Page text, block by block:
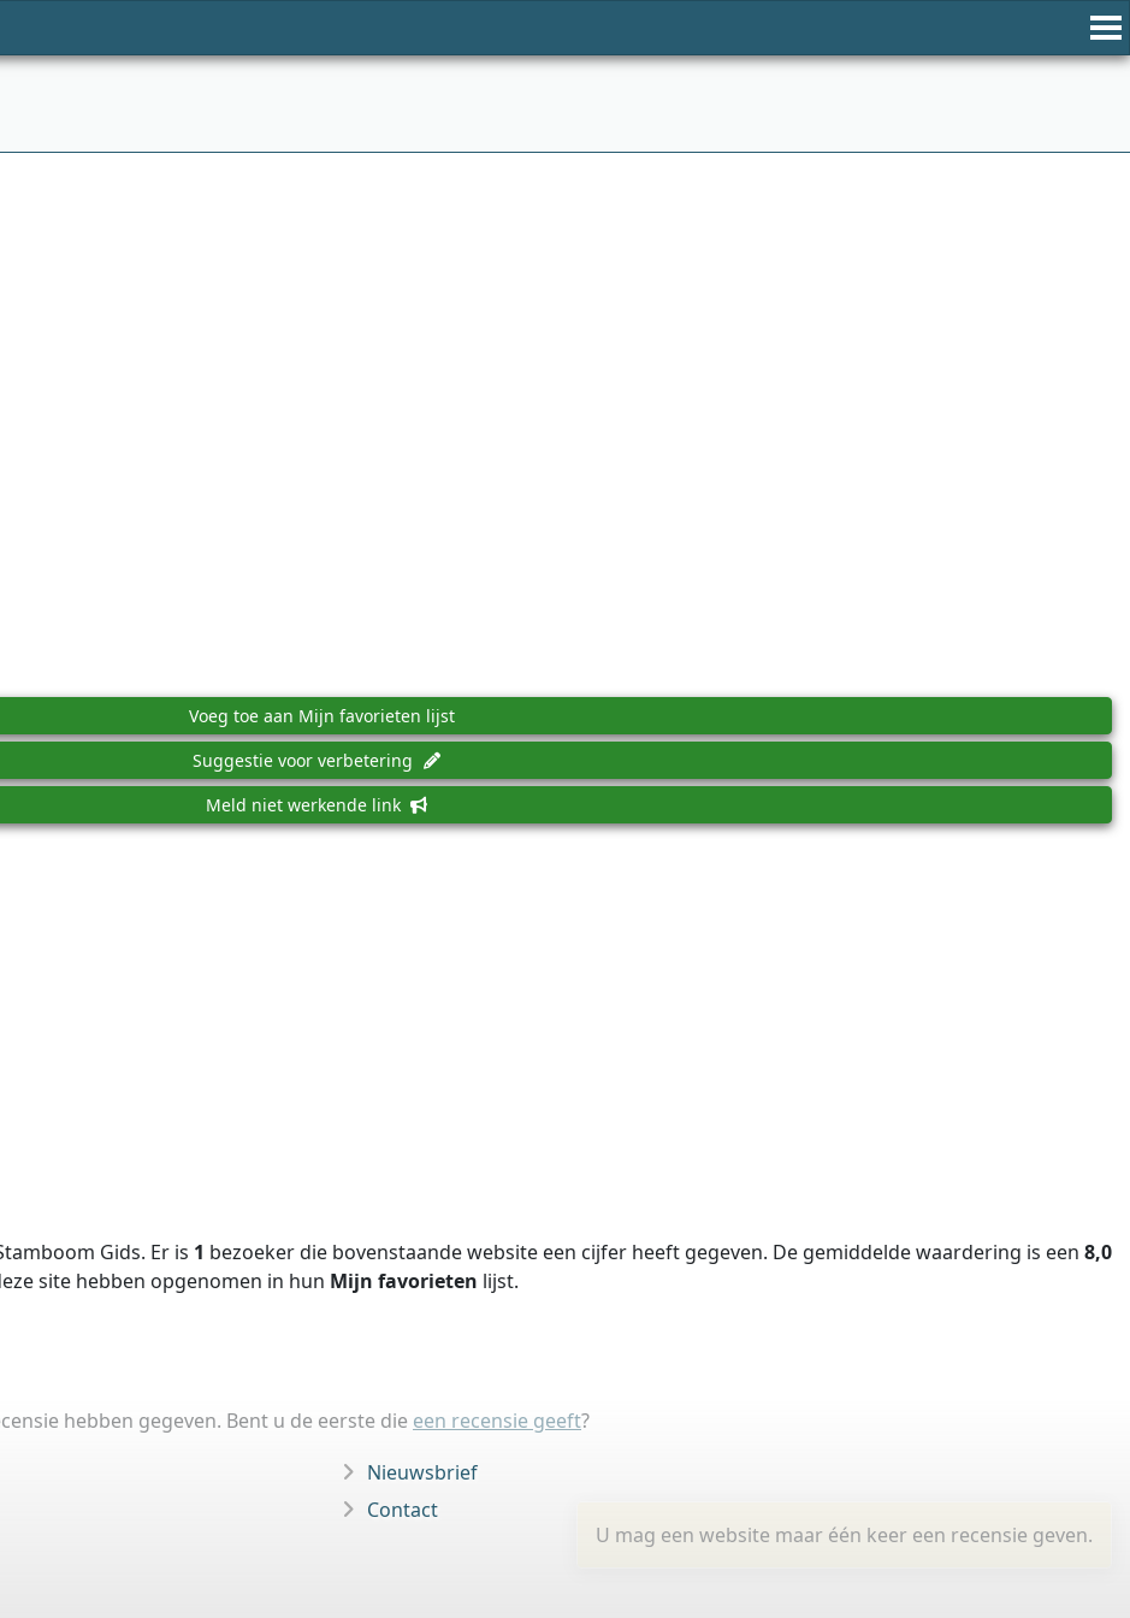
Voeg toe aan Mijn favorieten lijst
Suggestie voor verbetering
Meld niet werkende link
Gids. Er is 1 bezoeker die bovenstaande website een cijfer heeft gegeven. De gemiddelde waardering is een 8,0
site hebben opgenomen in hun Mijn favorieten lijst.
hebben gegeven. Bent u de eerste die een recensie geeft?
U mag een website maar één keer een recensie geven.
Nieuwsbrief
Contact